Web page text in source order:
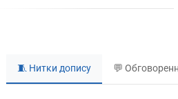
🧵 Нитки допису 💬